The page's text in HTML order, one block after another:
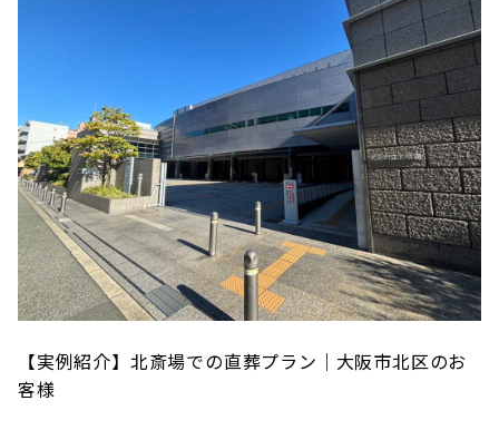
【実例紹介】北斎場での直葬プラン｜大阪市北区のお
客様